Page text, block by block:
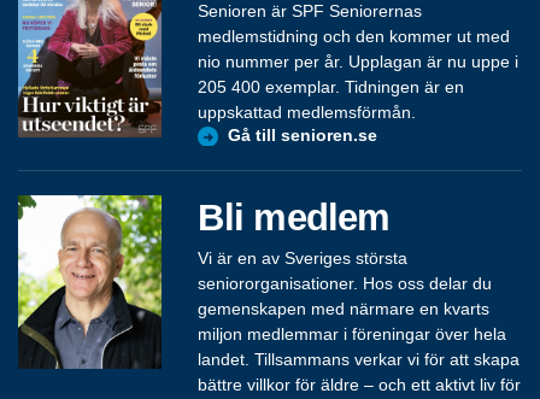
Senioren är SPF Seniorernas
medlemstidning och den kommer ut med
nio nummer per år. Upplagan är nu uppe i
205 400 exemplar. Tidningen är en
uppskattad medlemsförmån.
Gå till senioren.se
Bli medlem
Vi är en av Sveriges största
seniororganisationer. Hos oss delar du
gemenskapen med närmare en kvarts
miljon medlemmar i föreningar över hela
landet. Tillsammans verkar vi för att skapa
bättre villkor för äldre – och ett aktivt liv för